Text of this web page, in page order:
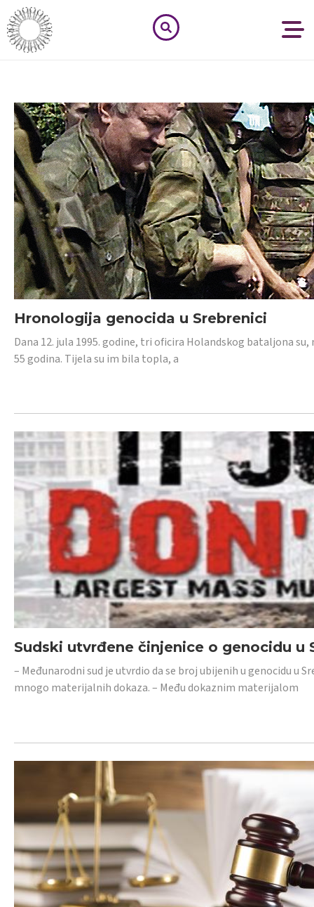
Hronologija genocida u Srebrenici
Dana 12. jula 1995. godine, tri oficira Holandskog bataljona
55 godina. Tijela su im bila topla, a
Sudski utvrđene činjenice o genocidu u
– Međunarodni sud je utvrdio da se broj ubijenih u genocidu u
mnogo materijalnih dokaza. – Među dokaznim materijalom